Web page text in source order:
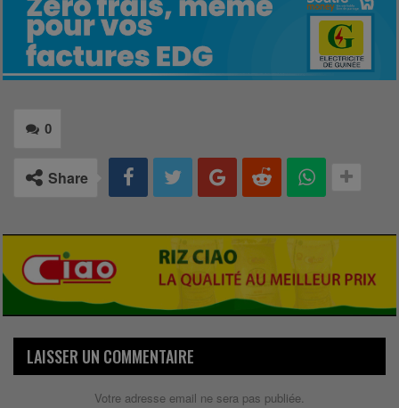
0
Share
LAISSER UN COMMENTAIRE
Votre adresse email ne sera pas publiée.